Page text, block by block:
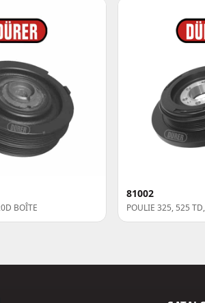
BOÎTE
81002
POULIE 325, 525